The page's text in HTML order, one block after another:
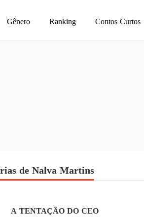
Gênero Ranking Contos Curtos
de Nalva Martins
A TENTAÇÃO DO CEO